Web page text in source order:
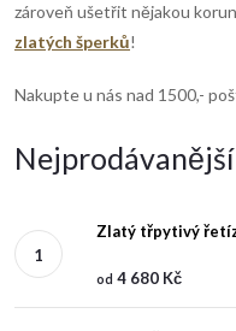
zároveň ušetřit nějakou
zlatých šperků!
Nakupte u nás nad 1500,-
Nejprodávanější
Zlatý třpytivý
od 4 680 Kč